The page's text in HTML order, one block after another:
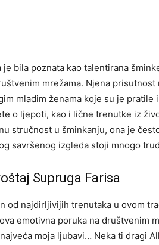
je bila poznata kao talentirana
mrežama. Njena
mladim ženama koje su je
o ljepoti, kao i lične trenutke iz
stručnost u šminkanju, ona je
savršenog izgleda stoji mnogo
Supruga Farisa
od najdirljivijih trenutaka u ovom
emotivna poruka na društvenim
moja ljubavi… Neka ti dragi